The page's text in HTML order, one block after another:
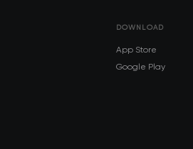
DOWNLOAD
App Store
Google Play